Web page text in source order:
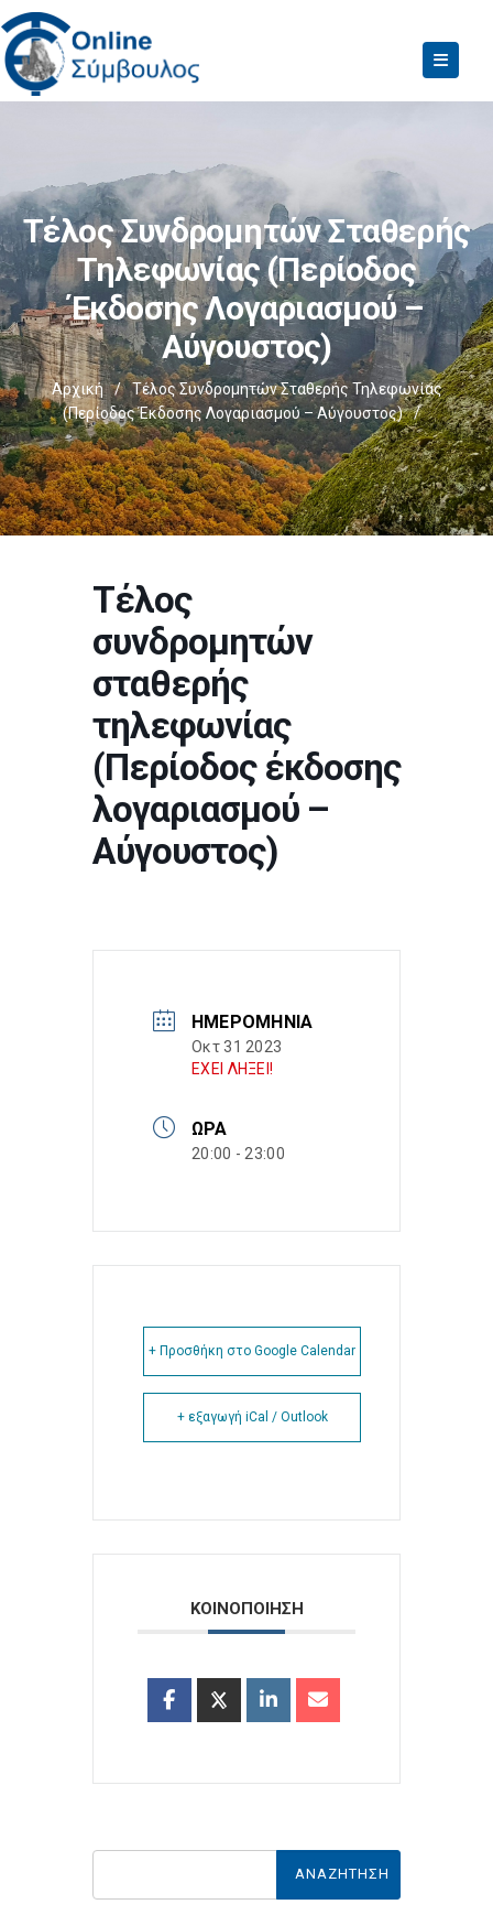
Τέλος Συνδρομητών Σταθερής
Τηλεφωνίας (Περίοδος
Έκδοσης Λογαριασμού –
Αύγουστος)
Αρχική /
Τέλος Συνδρομητών Σταθερής Τηλεφωνίας
(Περίοδος Έκδοσης Λογαριασμού – Αύγουστος)
/
Τέλος
συνδρομητών
σταθερής
τηλεφωνίας
(Περίοδος έκδοσης
λογαριασμού –
Αύγουστος)
ΗΜΕΡΟΜΗΝΊΑ
Οκτ 31 2023
ΕΧΕΙ ΛΗΞΕΙ!
ΏΡΑ
20:00 - 23:00
+ Προσθήκη στο Google Calendar
+ εξαγωγή iCal / Outlook
ΚΟΙΝΟΠΟΙΗΣΗ